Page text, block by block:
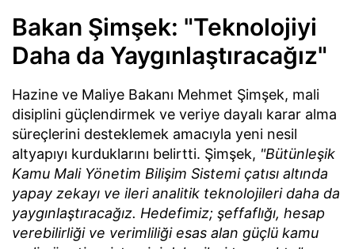
Bakan Şimşek: "Teknolojiyi
Daha da Yaygınlaştıracağız"
Hazine ve Maliye Bakanı Mehmet Şimşek, mali
disiplini güçlendirmek ve veriye dayalı karar alma
süreçlerini desteklemek amacıyla yeni nesil
altyapıyı kurduklarını belirtti. Şimşek, "Bütünleşik
Kamu Mali Yönetim Bilişim Sistemi çatısı altında
yapay zekayı ve ileri analitik teknolojileri daha da
yaygınlaştıracağız. Hedefimiz; şeffaflığı, hesap
verebilirliği ve verimliliği esas alan güçlü kamu